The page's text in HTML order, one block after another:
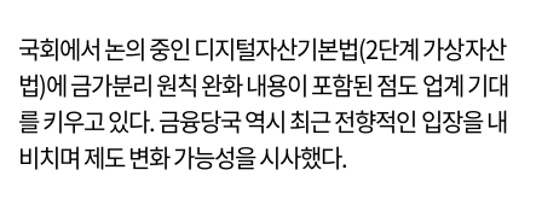
국회에서 논의 중인 디지털자산기본법(2단계 가상자산
법)에 금가분리 원칙 완화 내용이 포함된 점도 업계 기대
를 키우고 있다. 금융당국 역시 최근 전향적인 입장을 내
비치며 제도 변화 가능성을 시사했다.